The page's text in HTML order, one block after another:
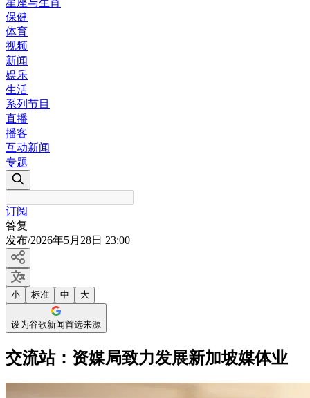
星座与生肖
保健
体育
视频
新闻
娱乐
生活
系列节目
直播
播客
互动新闻
专题
订阅
答复
发布/2026年5月28日 23:00
小 标准 中 大
设为谷歌新闻首选来源
交流站：资媒局致力发展新加坡媒体业